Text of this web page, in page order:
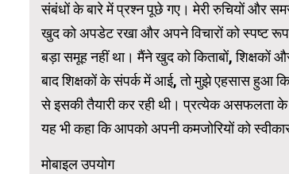
संबंधों के बारे में प्रश्न पूछे गए। मेरी रुचियों और
खुद को अपडेट रखा और अपने विचारों को स्पष्ट रूप
बड़ा समूह नहीं था। मैंने खुद को किताबों, शिक्षकों
बाद शिक्षकों के संपर्क में आई, तो मुझे एहसास हुआ
से इसकी तैयारी कर रही थी। प्रत्येक असफलता के
यह भी कहा कि आपको अपनी कमजोरियों को
मोबाइल उपयोग